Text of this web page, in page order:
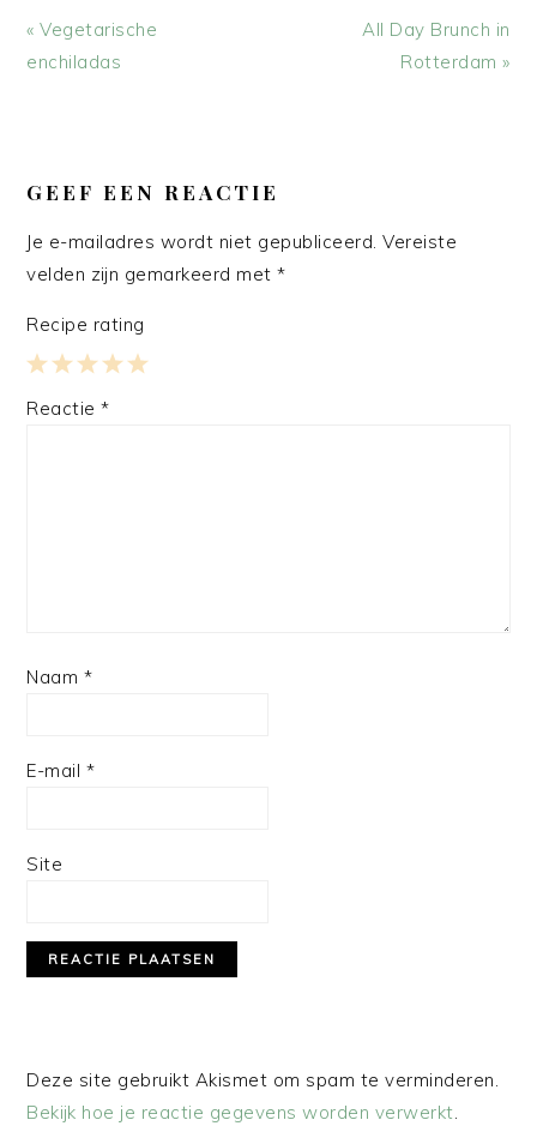
Vorig
bericht:
« Vegetarische
enchiladas
Volgend
bericht:
All Day Brunch in
Rotterdam »
INTERACTIES
GEEF EEN REACTIE
Je e-mailadres wordt niet gepubliceerd. Vereiste
velden zijn gemarkeerd met*
Recipe rating
4
3
2
1
Reactie*
Naam *
E-mail *
Site
Deze site gebruikt Akismet om spam te verminderen.
Bekijk hoe je reactie gegevens worden verwerkt.